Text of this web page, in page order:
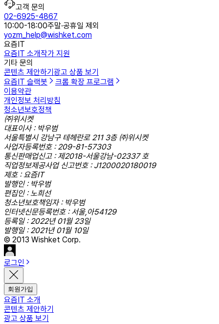
고객 문의
02-6925-4867
10:00-18:00주말·공휴일 제외
yozm_help@wishket.com
요즘IT
요즘IT 소개작가 지원
기타 문의
콘텐츠 제안하기 광고 상품 보기
요즘IT 슬랙봇
크롬 확장 프로그램
이용약관
개인정보 처리방침
청소년보호정책
㈜위시켓
대표이사 : 박우범
서울특별시 강남구 테헤란로 211 3층 ㈜위시켓
사업자등록번호 : 209-81-57303
통신판매업신고 : 제2018-서울강남-02337 호
직업정보제공사업 신고번호 : J1200020180019
제호 : 요즘IT
발행인 : 박우범
편집인 : 노희선
청소년보호책임자 : 박우범
인터넷신문등록번호 : 서울,아54129
등록일 : 2022년 01월 23일
발행일 : 2021년 01월 10일
© 2013 Wishket Corp.
로그인
회원가입
요즘IT 소개
콘텐츠 제안하기
광고 상품 보기